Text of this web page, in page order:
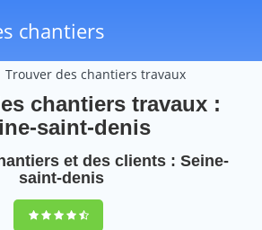
chantiers
Trouver des chantiers travaux
chantiers travaux :
saint-denis
et des clients : Seine-
saint-denis